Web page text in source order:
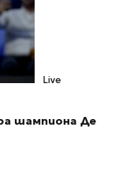
Live
шампиона Де